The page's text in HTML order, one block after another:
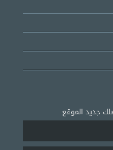
جديد الموقع